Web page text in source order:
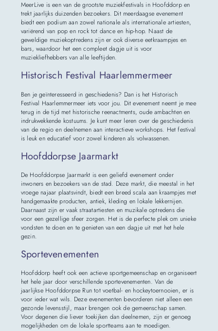
MeerLive is een van de grootste muziekfestivals in Hoofddorp en
trekt jaarlijks duizenden bezoekers. Dit meerdaagse evenement
biedt een podium aan zowel nationale als internationale artiesten,
variërend van pop en rock tot dance en hip-hop. Naast de
geweldige muziekoptredens zijn er ook diverse eetkraampjes en
bars, waardoor het een compleet dagje uit is voor
muziekliefhebbers van alle leeftijden.
Historisch Festival Haarlemmermeer
Ben je geïnteresseerd in geschiedenis? Dan is het Historisch
Festival Haarlemmermeer iets voor jou. Dit evenement neemt je mee
terug in de tijd met historische reenactments, oude ambachten en
indrukwekkende kostuums. Je kunt meer leren over de geschiedenis
van de regio en deelnemen aan interactieve workshops. Het festival
is leuk en educatief voor zowel kinderen als volwassenen.
Hoofddorpse Jaarmarkt
De Hoofddorpse Jaarmarkt is een geliefd evenement onder
inwoners en bezoekers van de stad. Deze markt, die meestal in het
vroege najaar plaatsvindt, biedt een breed scala aan kraampjes met
handgemaakte producten, antiek, kleding en lokale lekkernijen.
Daarnaast zijn er vaak straatartiesten en muzikale optredens die
voor een gezellige sfeer zorgen. Het is de perfecte plek om unieke
vondsten te doen en te genieten van een dagje uit met het hele
gezin.
Sportevenementen
Hoofddorp heeft ook een actieve sportgemeenschap en organiseert
het hele jaar door verschillende sportevenementen. Van de
jaarlijkse Hoofddorpse Run tot voetbal- en hockeytoernooien, er is
voor ieder wat wils. Deze evenementen bevorderen niet alleen een
gezonde levensstijl, maar brengen ook de gemeenschap samen.
Voor degenen die liever toekijken dan deelnemen, zijn er genoeg
mogelijkheden om de lokale sportteams aan te moedigen.